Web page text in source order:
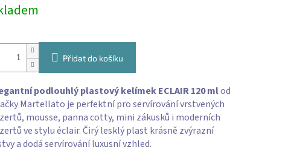
Přidat do košíku
podlouhlý plastový kelímek ECLAIR 120 mlod
Martellato je perfektní pro servírování vrstvených
mousse, panna cotty, mini zákusků i moderních
ve stylu éclair. Čirý lesklý plast krásně zvýrazní
a dodá servírování luxusní vzhled.